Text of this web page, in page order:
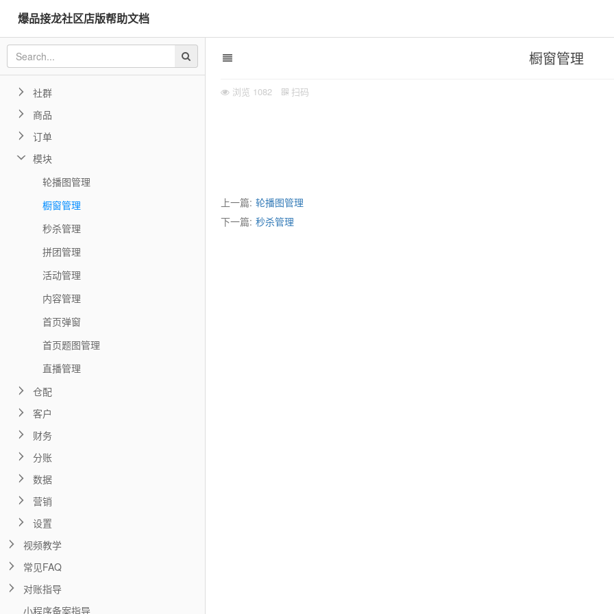
爆品接龙社区店版帮助文档
橱窗管理
浏览 1082 扫码
上一篇: 轮播图管理
下一篇: 秒杀管理
产品介绍
功能帮助
功能帮助（2025，制作中）
社群
商品
订单
模块
轮播图管理
橱窗管理
秒杀管理
拼团管理
活动管理
内容管理
首页弹窗
首页题图管理
直播管理
仓配
客户
财务
分账
数据
营销
设置
视频教学
常见FAQ
对账指导
小程序备案指导